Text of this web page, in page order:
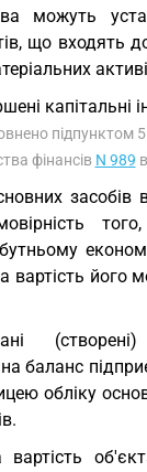
можуть
що входять
капітальні
підпунктом
фінансів N 989
засобів
вартість його
баланс
обліку
вартість